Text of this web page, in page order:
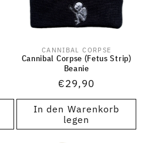
Anbieter:
CANNIBAL CORPSE
Cannibal Corpse (Fetus Strip)
Beanie
Normaler
Preis
€29,90
In den Warenkorb
legen